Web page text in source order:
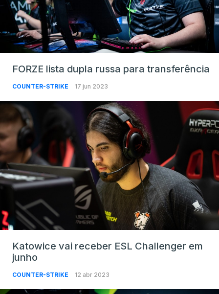
FORZE lista dupla russa para transferência
COUNTER-STRIKE 17 jun 2023
Katowice vai receber ESL Challenger em
junho
COUNTER-STRIKE 12 abr 2023